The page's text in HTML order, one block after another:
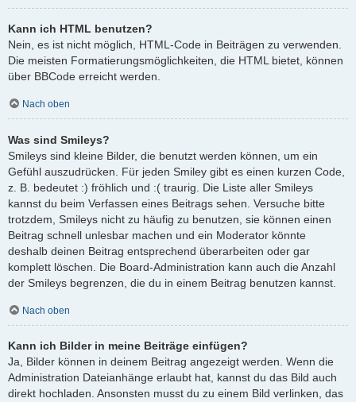
Kann ich HTML benutzen?
Nein, es ist nicht möglich, HTML-Code in Beiträgen zu verwenden.
Die meisten Formatierungsmöglichkeiten, die HTML bietet, können
über BBCode erreicht werden.
Nach oben
Was sind Smileys?
Smileys sind kleine Bilder, die benutzt werden können, um ein
Gefühl auszudrücken. Für jeden Smiley gibt es einen kurzen Code,
z. B. bedeutet :) fröhlich und :( traurig. Die Liste aller Smileys
kannst du beim Verfassen eines Beitrags sehen. Versuche bitte
trotzdem, Smileys nicht zu häufig zu benutzen, sie können einen
Beitrag schnell unlesbar machen und ein Moderator könnte
deshalb deinen Beitrag entsprechend überarbeiten oder gar
komplett löschen. Die Board-Administration kann auch die Anzahl
der Smileys begrenzen, die du in einem Beitrag benutzen kannst.
Nach oben
Kann ich Bilder in meine Beiträge einfügen?
Ja, Bilder können in deinem Beitrag angezeigt werden. Wenn die
Administration Dateianhänge erlaubt hat, kannst du das Bild auch
direkt hochladen. Ansonsten musst du zu einem Bild verlinken, das